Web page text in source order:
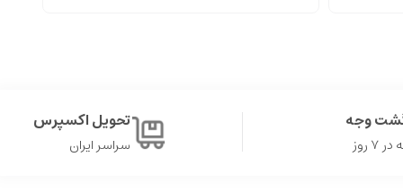
وجه
روز
تحویل اکسپرس
سراسر ایران